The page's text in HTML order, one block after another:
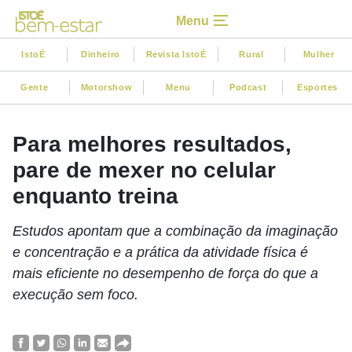
Menu
IstoÉ Dinheiro Revista IstoÉ Rural Mulher
Gente Motorshow Menu Podcast Esportes
Para melhores resultados,
pare de mexer no celular
enquanto treina
Estudos apontam que a combinação da imaginação
e concentração e a prática da atividade física é
mais eficiente no desempenho de força do que a
execução sem foco.